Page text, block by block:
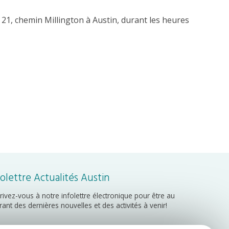
chemin Millington à Austin, durant les heures
Actualités Austin
vous à notre infolettre électronique pour être au
des dernières nouvelles et des activités à venir!